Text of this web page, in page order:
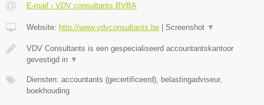
E-mail › VDV consultants BVBA
Website: http://www.vdvconsultants.be | Screenshot ▼
VDV Consultants is een gespecialiseerd accountantskantoor
gevestigd in ▼
Diensten: accountants (gecertificeerd), belastingadviseur,
boekhouding